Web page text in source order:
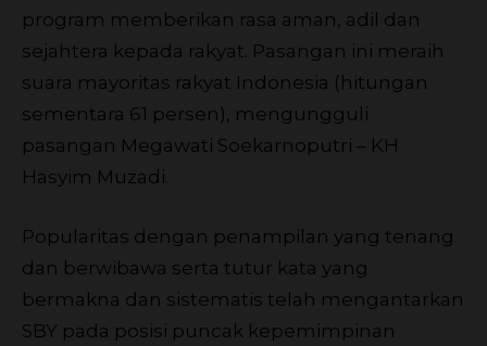
program memberikan rasa aman, adil dan
sejahtera kepada rakyat. Pasangan ini meraih
suara mayoritas rakyat Indonesia (hitungan
sementara 61 persen), mengungguli
pasangan Megawati Soekarnoputri – KH
Hasyim Muzadi.
Popularitas dengan penampilan yang tenang
dan berwibawa serta tutur kata yang
bermakna dan sistematis telah mengantarkan
SBY pada posisi puncak kepemimpinan